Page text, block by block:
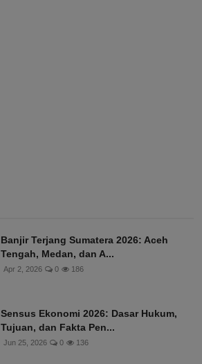
Banjir Terjang Sumatera 2026: Aceh
Tengah, Medan, dan A...
Apr 2, 2026 0 186
Sensus Ekonomi 2026: Dasar Hukum,
Tujuan, dan Fakta Pen...
Jun 25, 2026 0 136